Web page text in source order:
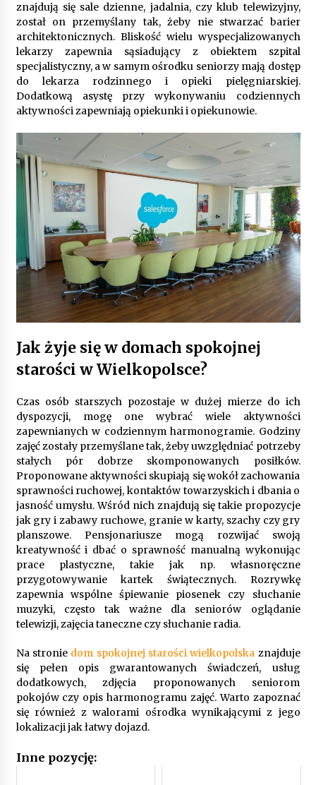
Automatyzacja zbierania informacji zwrotnych
– oszczędność czasu dzięki recom system
9 miesięcy ago
Startpolish w praktyce – jak szybko przyswajać
nowy język?
10 miesięcy ago
Zakopane: apartament z basenem dla
wymagających
10 miesięcy ago
Jak wybrać idealny stół do jadalni? poradnik
zakupowy
10 miesięcy ago
Nowoczesne rozwiązania opakowaniowe
dopasowane do potrzeb różnych branż
12 miesięcy ago
wybrać do ogrzewania domu?
znajdują się sale dzienne, jadalnia, czy klub telewizyjny,
został on przemyślany tak, żeby nie stwarzać barier
architektonicznych. Bliskość wielu wyspecjalizowanych
lekarzy zapewnia sąsiadujący z obiektem szpital
specjalistyczny, a w samym ośrodku seniorzy mają dostęp
do lekarza rodzinnego i opieki pielęgniarskiej.
Dodatkową asystę przy wykonywaniu codziennych
aktywności zapewniają opiekunki i opiekunowie.
Jak żyje się w domach spokojnej
starości w Wielkopolsce?
Czas osób starszych pozostaje w dużej mierze do ich
dyspozycji, mogę one wybrać wiele aktywności
zapewnianych w codziennym harmonogramie. Godziny
zajęć zostały przemyślane tak, żeby uwzględniać potrzeby
stałych pór dobrze skomponowanych posiłków.
Proponowane aktywności skupiają się wokół zachowania
sprawności ruchowej, kontaktów towarzyskich i dbania o
jasność umysłu. Wśród nich znajdują się takie propozycje
jak gry i zabawy ruchowe, granie w karty, szachy czy gry
planszowe. Pensjonariusze mogą rozwijać swoją
kreatywność i dbać o sprawność manualną wykonując
prace plastyczne, takie jak np. własnoręczne
przygotowywanie kartek świątecznych. Rozrywkę
zapewnia wspólne śpiewanie piosenek czy słuchanie
muzyki, często tak ważne dla seniorów oglądanie
telewizji, zajęcia taneczne czy słuchanie radia.
Na stronie dom spokojnej starości wielkopolska znajduje
się pełen opis gwarantowanych świadczeń, usług
dodatkowych, zdjęcia proponowanych seniorom
pokojów czy opis harmonogramu zajęć. Warto zapoznać
się również z walorami ośrodka wynikającymi z jego
lokalizacji jak łatwy dojazd.
Inne pozycję: